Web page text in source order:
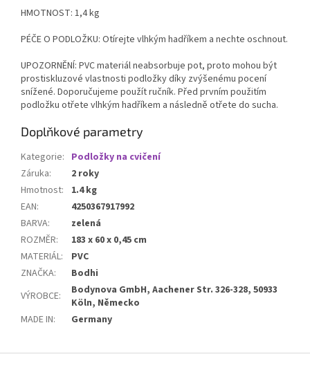
HMOTNOST: 1,4 kg
PÉČE O PODLOŽKU: Otírejte vlhkým hadříkem a nechte oschnout.
UPOZORNĚNÍ: PVC materiál neabsorbuje pot, proto mohou být
prostiskluzové vlastnosti podložky díky zvýšenému pocení
snížené. Doporučujeme použít ručník. Před prvním použitím
podložku otřete vlhkým hadříkem a následně otřete do sucha.
Doplňkové parametry
Kategorie: Podložky na cvičení
Záruka:
2 roky
Hmotnost:
1.4 kg
EAN:
4250367917992
BARVA:
zelená
ROZMĚR:
183 x 60 x 0,45 cm
MATERIÁL:
PVC
ZNAČKA:
Bodhi
VÝROBCE:
Bodynova GmbH, Aachener Str. 326-328, 50933
Köln, Německo
MADE IN: Germany